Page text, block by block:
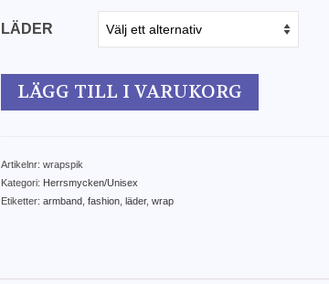
LÄDER
LÄGG TILL I VARUKORG
Artikelnr: wrapspik
Kategori: Herrsmycken/Unisex
Etiketter: armband, fashion, läder, wrap